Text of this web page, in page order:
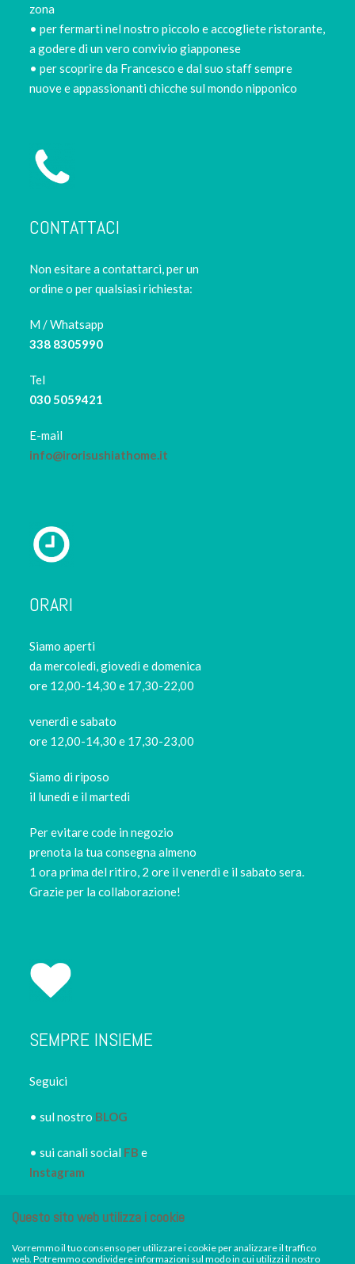
zona
• per fermarti nel nostro piccolo e accogliete ristorante,
a godere di un vero convivio giapponese
• per scoprire da Francesco e dal suo staff sempre
nuove e appassionanti chicche sul mondo nipponico
CONTATTACI
Non esitare a contattarci, per un
ordine o per qualsiasi richiesta:
M / Whatsapp
338 8305990
Tel
030 5059421
E-mail
info@irorisushiathome.it
ORARI
Siamo aperti
da mercoledi, giovedì e domenica
ore 12,00-14,30 e 17,30-22,00
venerdì e sabato
ore 12,00-14,30 e 17,30-23,00
Siamo di riposo
il lunedi e il martedi
Per evitare code in negozio
prenota la tua consegna almeno
1 ora prima del ritiro, 2 ore il venerdì e il sabato sera.
Grazie per la collaborazione!
SEMPRE INSIEME
Seguici
• sul nostro BLOG
• sui canali social FB e
Instagram
informato dei nuovi piatti dei
Questo sito web utilizza i cookie
Vorremmo il tuo consenso per utilizzare i cookie per analizzare il traffico
web. Potremmo condividere informazioni sul modo in cui utilizzi il nostro